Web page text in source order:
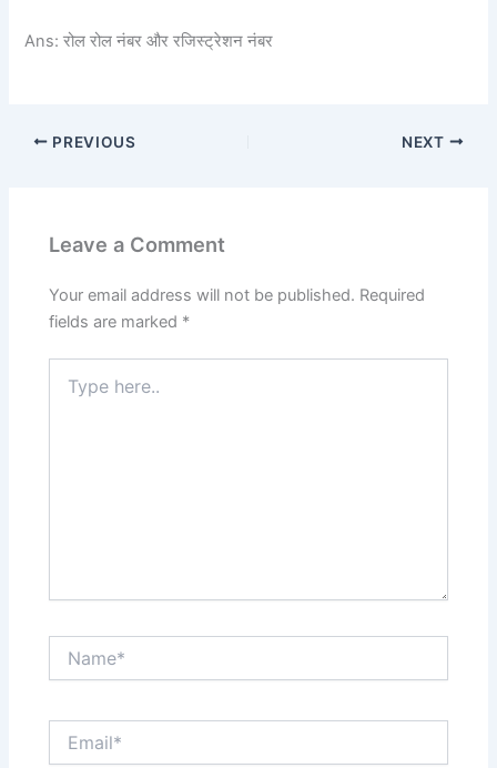
Ans: रोल रोल नंबर और रजिस्ट्रेशन नंबर
PREVIOUS NEXT
Leave a Comment
Your email address will not be published. Required
fields are marked *
here..